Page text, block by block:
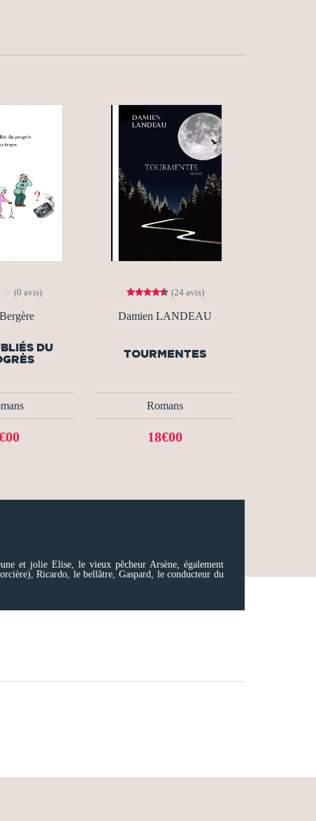
(0 avis)
DU
(24 avis)
Damien LANDEAU
TOURMENTES
Romans
18€00
et jolie Elise, le vieux pêcheur Arsène, également
Ricardo, le bellâtre, Gaspard, le conducteur du